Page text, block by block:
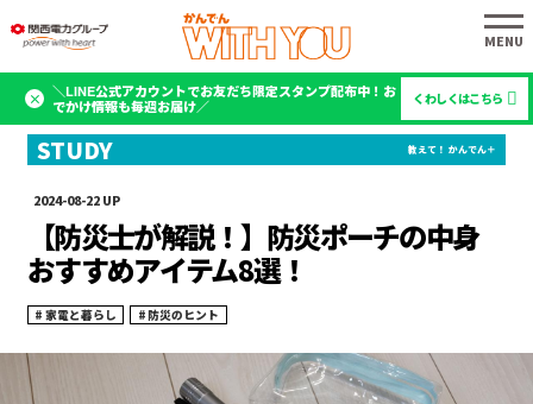
＼LINE公式アカウントでお友だち限定スタンプ配布中！お
でかけ情報も毎週お届け／
くわしくはこちら
2024-08-22
【防災士が解説！】防災ポーチの中身
おすすめアイテム8選！
家電と暮らし 防災のヒント